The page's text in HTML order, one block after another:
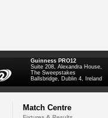
Guinness PRO12
Suite 208, Alexandra House,
The Sweepstakes
Ballsbridge, Dublin 4, Ireland
Match Centre